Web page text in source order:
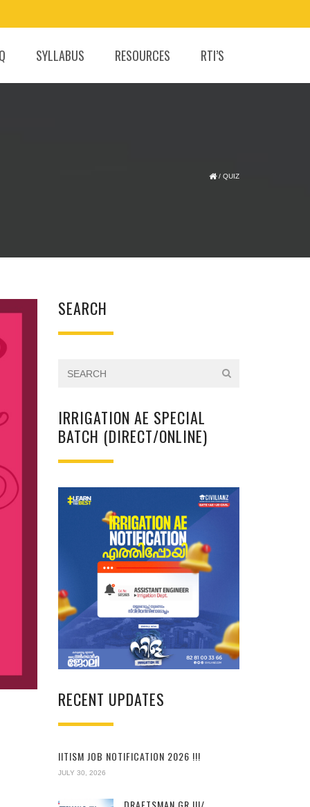
SYLLABUS RESOURCES RTI’S
/ QUIZ
SEARCH
IRRIGATION AE SPECIAL
BATCH (DIRECT/ONLINE)
RECENT UPDATES
IITISM JOB NOTIFICATION 2026 !!!
JULY 30, 2026